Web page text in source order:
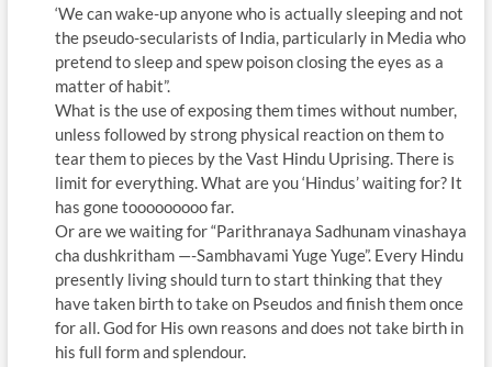
‘We can wake-up anyone who is actually sleeping and not
the pseudo-secularists of India, particularly in Media who
pretend to sleep and spew poison closing the eyes as a
matter of habit”.
What is the use of exposing them times without number,
unless followed by strong physical reaction on them to
tear them to pieces by the Vast Hindu Uprising. There is
limit for everything. What are you ‘Hindus’ waiting for? It
has gone tooooooooo far.
Or are we waiting for “Parithranaya Sadhunam vinashaya
cha dushkritham —-Sambhavami Yuge Yuge”. Every Hindu
presently living should turn to start thinking that they
have taken birth to take on Pseudos and finish them once
for all. God for His own reasons and does not take birth in
his full form and splendour.